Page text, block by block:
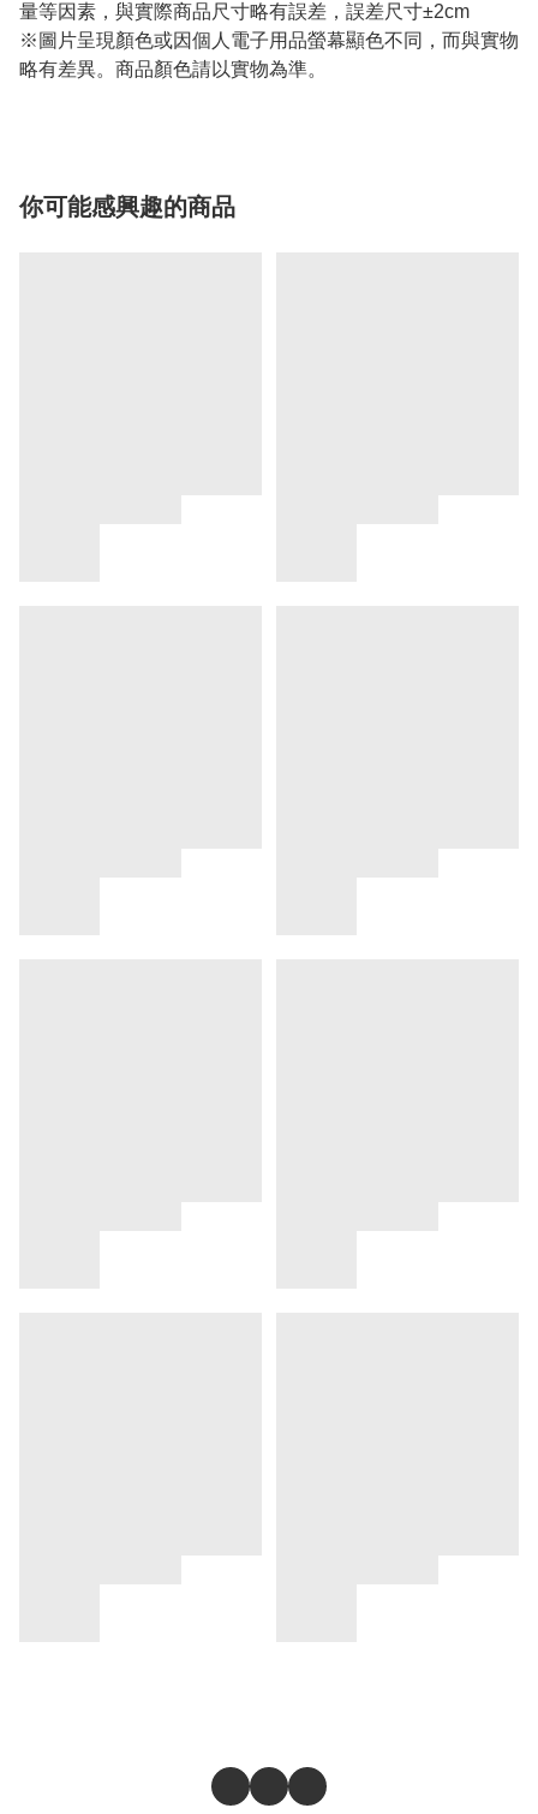
量等因素，與實際商品尺寸略有誤差，誤差尺寸±2cm
※圖片呈現顏色或因個人電子用品螢幕顯色不同，而與實物
略有差異。商品顏色請以實物為準。
你可能感興趣的商品